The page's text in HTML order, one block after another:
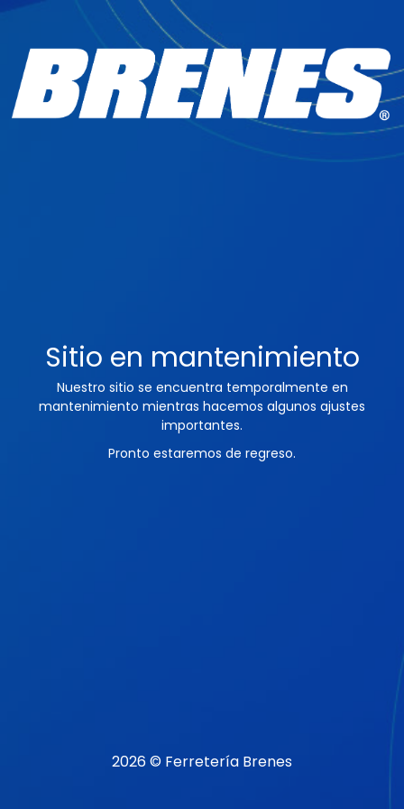
Sitio en mantenimiento
Nuestro sitio se encuentra temporalmente en
mantenimiento mientras hacemos algunos ajustes
importantes.
Pronto estaremos de regreso.
2026 © Ferretería Brenes